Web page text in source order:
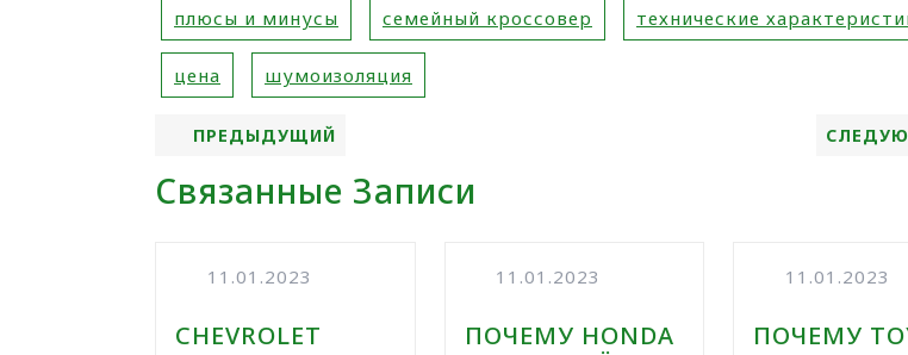
плюсы и минусы семейный кроссовер технические
цена шумоизоляция
ПРЕДЫДУЩИЙ
Связанные Записи
11.01.2023
CHEVROLET
11.01.2023
ПОЧЕМУ HONDA
11.01.2023
ПОЧЕМУ